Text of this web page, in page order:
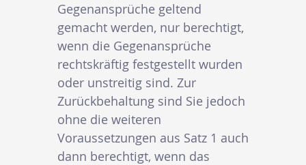
Gegenansprüche geltend
gemacht werden, nur berechtigt,
wenn die Gegenansprüche
rechtskräftig festgestellt wurden
oder unstreitig sind. Zur
Zurückbehaltung sind Sie jedoch
ohne die weiteren
Voraussetzungen aus Satz 1 auch
dann berechtigt, wenn das